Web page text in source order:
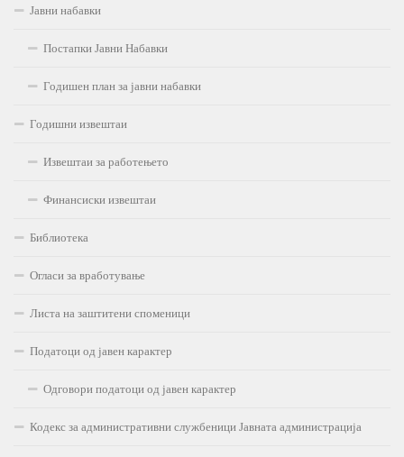
Јавни набавки
Постапки Јавни Набавки
Годишен план за јавни набавки
Годишни извештаи
Извештаи за работењето
Финансиски извештаи
Библиотека
Огласи за вработување
Листа на заштитени споменици
Податоци од јавен карактер
Одговори податоци од јавен карактер
Кодекс за административни службеници Јавната администрација